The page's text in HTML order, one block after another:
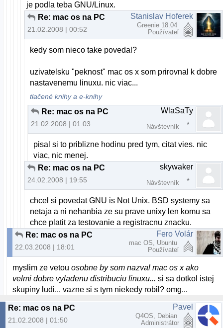
je podla teba GNU/Linux.
Re: mac os na PC
21.02.2008 | 00:52
Stanislav Hoferek
Greenie 18.04
Používateľ
kedy som nieco take povedal?
uzivatelsku "peknost" mac os x som prirovnal k dobre
nastavenemu linuxu. nic viac...
tlačené knihy a e-knihy
Re: mac os na PC
21.02.2008 | 01:03
WlaSaTy
Návštevník
pisal si to priblizne hodinu pred tym, citat vies. nic
viac, nic menej.
Re: mac os na PC
24.02.2008 | 19:55
skywaker
Návštevník
chcel si povedat GNU is Not Unix. BSD systemy sa
netaja a ni nehanbia ze su prave unixy len komu sa
chce platit za testovanie a registracnu znacku.
Re: mac os na PC
22.03.2008 | 18:01
Fero Volár
mac OS, Ubuntu
Používateľ
myslim ze vetouosobne by som nazval mac os x ako
velmi dobre vyladenu distribuciu linuxu... si sa dotkol istej
skupiny ludi... vazne si s tym niekedy robil? omg...
Re: mac os na PC
21.02.2008 | 01:50
Pavel
Q4OS, Debian
Administrátor